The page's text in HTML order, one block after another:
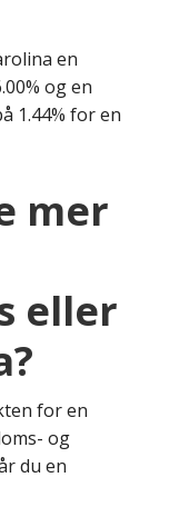
en
og en
1.44% for en
mer
eller
for en
og
du en